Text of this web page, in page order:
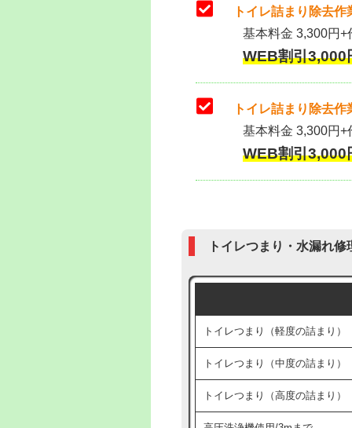
トイレ詰まり除去
基本料金 3,300円+
WEB割引
トイレ詰まり除去
基本料金 3,300円+
WEB割引
トイレつまり・水漏れ
トイレつまり（軽度の詰まり）
トイレつまり（中度の詰まり）
トイレつまり（高度の詰まり）